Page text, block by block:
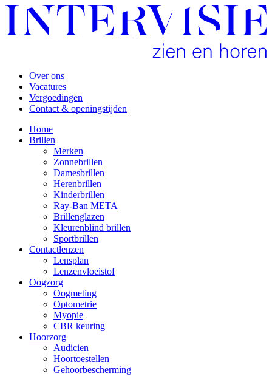
Over ons
Vacatures
Vergoedingen
Contact & openingstijden
Home
Brillen
Merken
Zonnebrillen
Damesbrillen
Herenbrillen
Kinderbrillen
Ray-Ban META
Brillenglazen
Kleurenblind brillen
Sportbrillen
Contactlenzen
Lensplan
Lenzenvloeistof
Oogzorg
Oogmeting
Optometrie
Myopie
CBR keuring
Hoorzorg
Audicien
Hoortoestellen
Gehoorbescherming